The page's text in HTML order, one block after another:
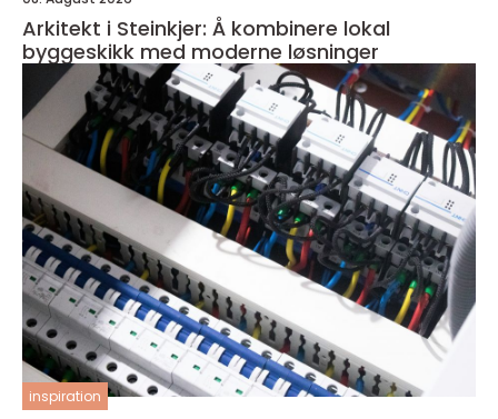
Arkitekt i Steinkjer: Å kombinere lokal
byggeskikk med moderne løsninger
inspiration